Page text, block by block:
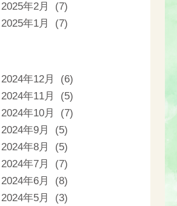
2025年2月 (7)
2025年1月 (7)
2024年12月 (6)
2024年11月 (5)
2024年10月 (7)
2024年9月 (5)
2024年8月 (5)
2024年7月 (7)
2024年6月 (8)
2024年5月 (3)